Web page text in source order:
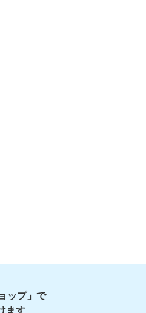
ップ」で
ます